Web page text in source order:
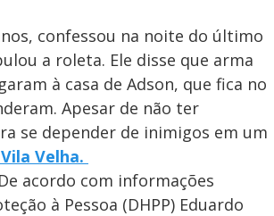
confessou na noite do último
a roleta. Ele disse que arma
à casa de Adson, que fica no
Apesar de não ter
se depender de inimigos em um
Velha.
acordo com informações
à Pessoa (DHPP) Eduardo